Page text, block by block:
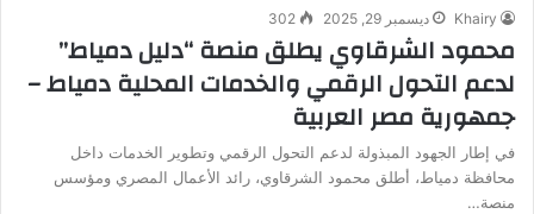
Khairy ديسمبر 29, 2025 302
محمود الشرقاوي يطلق منصة “دليل دمياط”
لدعم التحول الرقمي والخدمات المحلية دمياط –
جمهورية مصر العربية
في إطار الجهود المبذولة لدعم التحول الرقمي وتطوير الخدمات داخل
محافظة دمياط، أطلق محمود الشرقاوي، رائد الأعمال المصري ومؤسس
منصة…